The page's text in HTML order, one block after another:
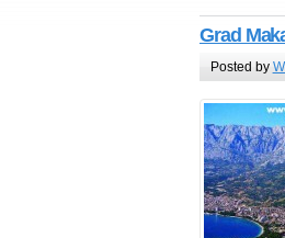
Grad
Posted by